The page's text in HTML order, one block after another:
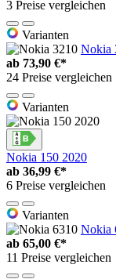
3 Preise vergleichen
Varianten
Nokia
ab 73,90 €*
24 Preise vergleichen
Varianten
Nokia 150 2020
ab 36,99 €*
6 Preise vergleichen
Varianten
Nokia
ab 65,00 €*
11 Preise vergleichen